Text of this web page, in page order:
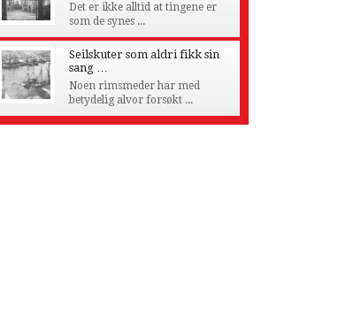
Det er ikke alltid at tingene er
som de synes ...
Seilskuter som aldri fikk sin
sang …
Noen rimsmeder har med
betydelig alvor forsøkt ...